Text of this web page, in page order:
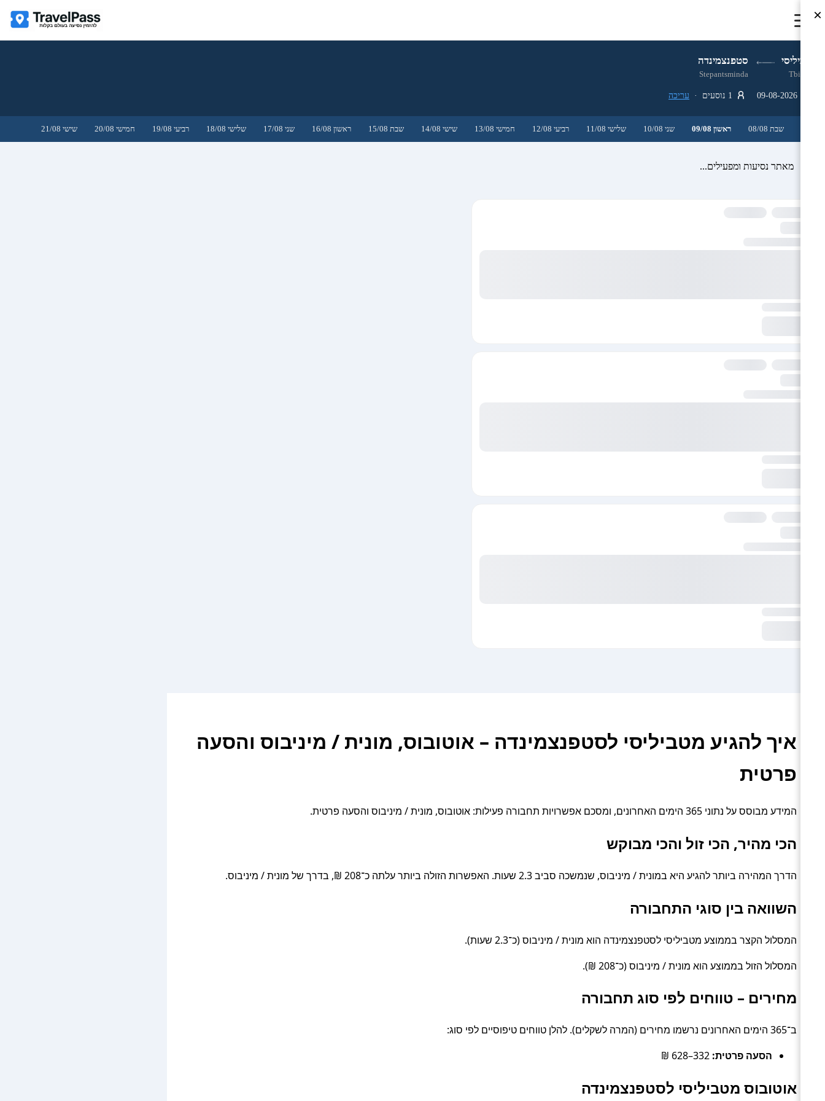
טביליסי סטפנצמינדה
Tbilisi
Stepantsminda
עריכה
שבת 08/08 ראשון 09/08 שני 10/08 שלישי 11/08 רביעי 12/08 חמישי 13/08 שישי 14/08 שבת 15/08 ראשון 16/08 שני 17/08 שלישי 18/08 רביעי 19/08 חמישי 20/08 שישי 21/08
מאתר נסיעות ומפעילים...
איך להגיע מטביליסי לסטפנצמינדה – אוטובוס, מונית / מיניבוס והסעה
פרטית
המידע מבוסס על נתוני 365 הימים האחרונים, ומסכם אפשרויות תחבורה פעילות: אוטובוס, מונית / מיניבוס והסעה פרטית.
הכי מהיר, הכי זול והכי מבוקש
הדרך המהירה ביותר להגיע היא במונית / מיניבוס, שנמשכה סביב 2.3 שעות. האפשרות הזולה ביותר עלתה כ־208 ₪, בדרך של מונית / מיניבוס.
השוואה בין סוגי התחבורה
המסלול הקצר בממוצע מטביליסי לסטפנצמינדה הוא מונית / מיניבוס (כ־2.3 שעות).
המסלול הזול בממוצע הוא מונית / מיניבוס (כ־208 ₪).
מחירים – טווחים לפי סוג תחבורה
ב־365 הימים האחרונים נרשמו מחירים (המרה לשקלים). להלן טווחים טיפוסיים לפי סוג:
הסעה פרטית:
אוטובוס מטביליסי לסטפנצמינדה
×